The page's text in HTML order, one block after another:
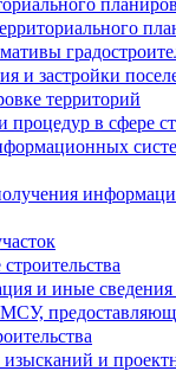
и застройки
территорий
в сфере
и иные сведения
и